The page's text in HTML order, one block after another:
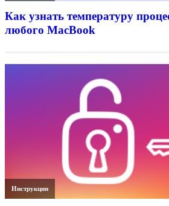
Как узнать температуру
любого MacBook
Инструкции